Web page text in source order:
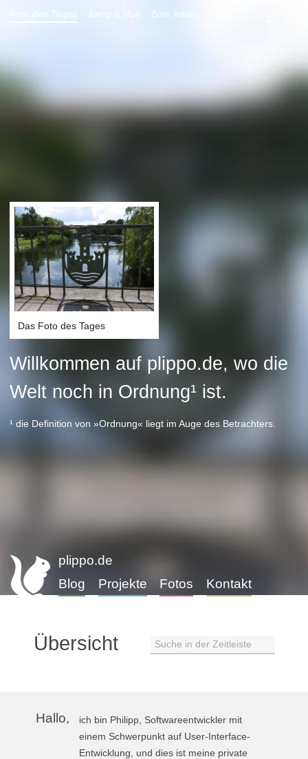
Foto des Tages Jump & Run Zum Inhalt
Das Foto des Tages
Willkommen auf plippo.de, wo die
Welt noch in Ordnung¹ ist.
¹ die Definition von »Ordnung« liegt im Auge des Betrachters.
plippo.de
Blog
Projekte Fotos Kontakt
Übersicht Suche in der Zeitleiste
Hallo,
ich bin Philipp, Softwareentwickler mit
einem Schwerpunkt auf User-Interface-
Entwicklung, und dies ist meine private